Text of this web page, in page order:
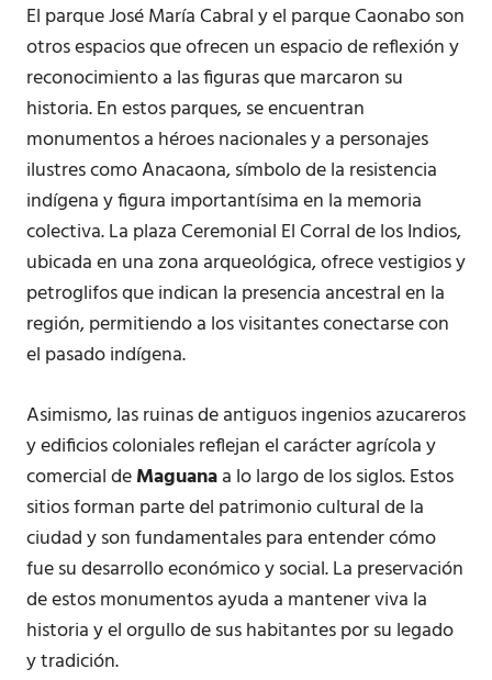
El parque José María Cabral y el parque Caonabo son
otros espacios que ofrecen un espacio de reflexión y
reconocimiento a las figuras que marcaron su
historia. En estos parques, se encuentran
monumentos a héroes nacionales y a personajes
ilustres como Anacaona, símbolo de la resistencia
indígena y figura importantísima en la memoria
colectiva. La plaza Ceremonial El Corral de los Indios,
ubicada en una zona arqueológica, ofrece vestigios y
petroglifos que indican la presencia ancestral en la
región, permitiendo a los visitantes conectarse con
el pasado indígena.
Asimismo, las ruinas de antiguos ingenios azucareros
y edificios coloniales reflejan el carácter agrícola y
comercial deMaguanaa lo largo de los siglos. Estos
sitios forman parte del patrimonio cultural de la
ciudad y son fundamentales para entender cómo
fue su desarrollo económico y social. La preservación
de estos monumentos ayuda a mantener viva la
historia y el orgullo de sus habitantes por su legado
y tradición.